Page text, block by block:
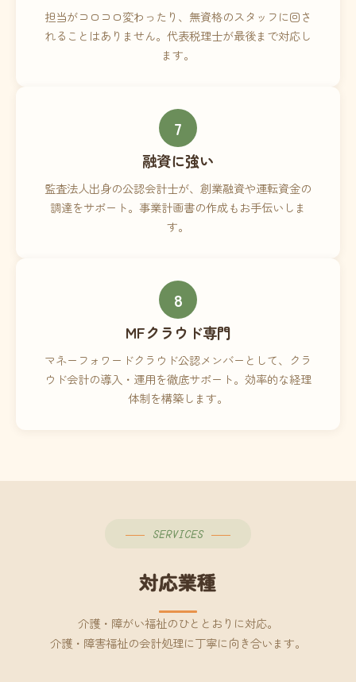
担当がコロコロ変わったり、無資格のスタッフに回さ
れることはありません。代表税理士が最後まで対応し
ます。
7
融資に強い
監査法人出身の公認会計士が、創業融資や運転資金の
調達をサポート。事業計画書の作成もお手伝いしま
す。
8
MFクラウド専門
マネーフォワードクラウド公認メンバーとして、クラ
ウド会計の導入・運用を徹底サポート。効率的な経理
体制を構築します。
SERVICES
対応業種
介護・障がい福祉のひととおりに対応。
介護・障害福祉の会計処理に丁寧に向き合います。